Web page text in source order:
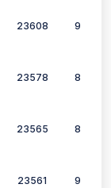
23608 9
23578 8
23565 8
23561 9